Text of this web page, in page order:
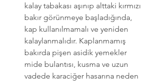
kalay tabakası aşınıp alttaki kırmızı
bakır görünmeye başladığında,
kap kullanılmamalı ve yeniden
kalaylanmalıdır. Kaplanmamış
bakırda pişen asidik yemekler
mide bulantısı, kusma ve uzun
vadede karaciğer hasarına neden